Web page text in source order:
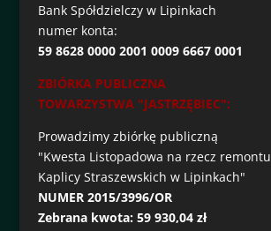
Bank Spółdzielczy w Lipinkach
numer konta:
59 8628 0000 2001 0009 6667 0001
ZBIÓRKA PUBLICZNA
TOWARZYSTWA "JASTRZĘBIEC":
Prowadzimy zbiórkę publiczną
"Kwesta Listopadowa na rzecz remontu
Kaplicy Straszewskich w Lipinkach"
NUMER 2015/3996/OR
Zebrana kwota: 59 930,04 zł